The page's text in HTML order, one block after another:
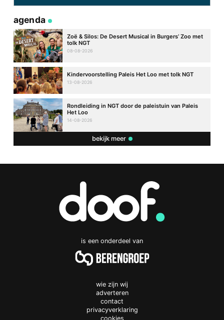
agenda
Zoë & Silos: De Desert Musical in Burgers’ Zoo met
tolk NGT
08-08-2026
Kindervoorstelling Paleis Het Loo met tolk NGT
13-08-2026
Rondleiding in NGT door de paleistuin van Paleis
Het Loo
14-08-2026
bekijk meer
is een onderdeel van
wie zijn wij
adverteren
contact
privacyverklaring
cookies